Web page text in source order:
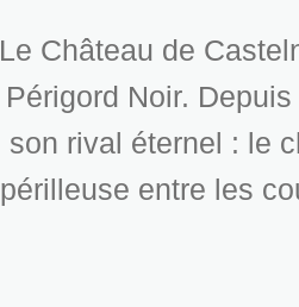
Le Château de
Périgord Noir.
son rival éternel : le
périlleuse entre les